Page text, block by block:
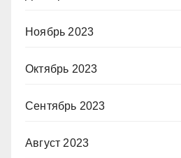
Ноябрь 2023
Октябрь 2023
Сентябрь 2023
Август 2023